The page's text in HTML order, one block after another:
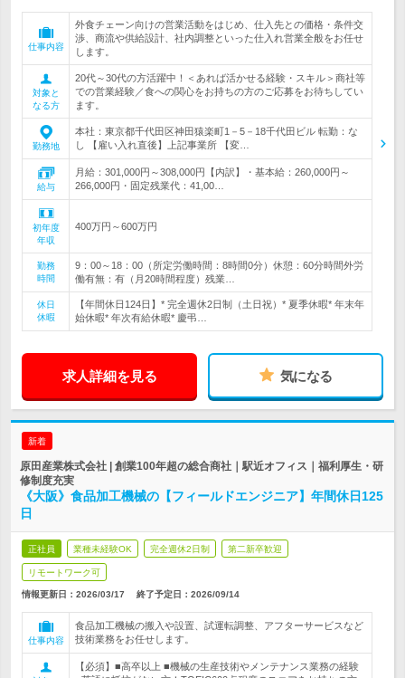
仕事内容
外食チェーン向けの営業活動をはじめ、仕入先との価格・条件交
渉、商流や供給設計、社内調整といった仕入れ営業全般をお任せ
します。
対象と
なる方
20代～30代の方活躍中！＜あれば活かせる経験・スキル＞商社等
での営業経験／食への関心をお持ちの方のご応募をお待ちしてい
ます。
勤務地
本社：東京都千代田区神田猿楽町1－5－18千代田ビル 転勤：な
し 【雇い入れ直後】上記事業所 【変…
給与
月給：301,000円～308,000円【内訳】・基本給：260,000円～
266,000円・固定残業代：41,00…
初年度
年収
400万円～600万円
勤務
時間
9：00～18：00（所定労働時間：8時間0分）休憩：60分時間外労
働有無：有（月20時間程度）残業…
休日
休暇
【年間休日124日】* 完全週休2日制（土日祝）* 夏季休暇* 年末年
始休暇* 年次有給休暇* 慶弔…
求人詳細を見る 気になる
新着
原田産業株式会社 | 創業100年超の総合商社｜駅近オフィス｜福利厚生・研
修制度充実
《大阪》食品加工機械の【フィールドエンジニア】年間休日125
日
正社員 業種未経験OK 完全週休2日制 第二新卒歓迎
リモートワーク可
情報更新日：2026/03/17 終了予定日： 2026/09/14
仕事内容
食品加工機械の搬入や設置、試運転調整、アフターサービスなど
技術業務をお任せします。
【必須】■高卒以上 ■機械の生産技術やメンテナンス業務の経験